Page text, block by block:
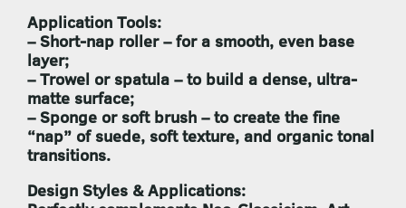
Application Tools:
–Short-nap roller– for a smooth, even base
layer;
–Trowel or spatula – to build a dense, ultra-
matte surface;
–Sponge or soft brush – to create the fine
“nap” of suede, soft texture, and organic tonal
transitions.
Design Styles & Applications: